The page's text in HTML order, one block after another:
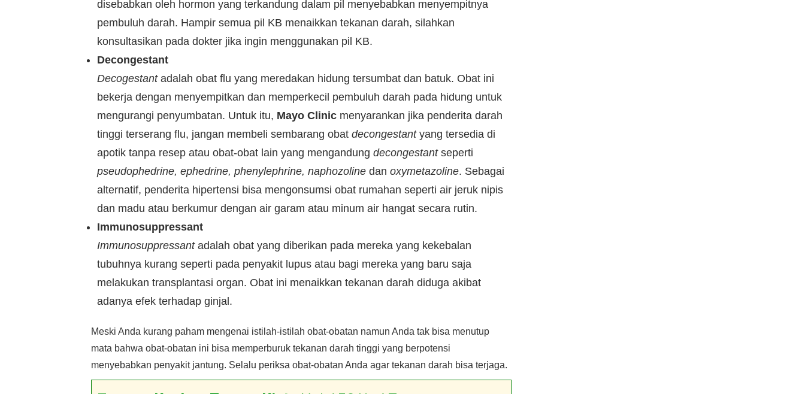
disebabkan oleh hormon yang terkandung dalam pil menyebabkan menyempitnya
pembuluh darah. Hampir semua pil KB menaikkan tekanan darah, silahkan
konsultasikan pada dokter jika ingin menggunakan pil KB.
Decongestant
Decogestantadalah obat flu yang meredakan hidung tersumbat dan batuk. Obat ini
bekerja dengan menyempitkan dan memperkecil pembuluh darah pada hidung untuk
mengurangi penyumbatan. Untuk itu, Mayo Clinic menyarankan jika penderita darah
tinggi terserang flu, jangan membeli sembarang obat decongestant yang tersedia di
apotik tanpa resep atau obat-obat lain yang mengandung decongestantseperti
pseudophedrine, ephedrine, phenylephrine, naphozoline dan oxymetazoline. Sebagai
alternatif, penderita hipertensi bisa mengonsumsi obat rumahan seperti air jeruk nipis
dan madu atau berkumur dengan air garam atau minum air hangat secara rutin.
Immunosuppressant
Immunosuppressantadalah obat yang diberikan pada mereka yang kekebalan
tubuhnya kurang seperti pada penyakit lupus atau bagi mereka yang baru saja
melakukan transplantasi organ. Obat ini menaikkan tekanan darah diduga akibat
adanya efek terhadap ginjal.
Meski Anda kurang paham mengenai istilah-istilah obat-obatan namun Anda tak bisa menutup
mata bahwa obat-obatan ini bisa memperburuk tekanan darah tinggi yang berpotensi
menyebabkan penyakit jantung. Selalu periksa obat-obatan Anda agar tekanan darah bisa terjaga.